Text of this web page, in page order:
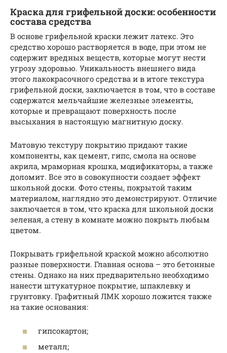
Краска для грифельной доски: особенности
состава средства
В основе грифельной краски лежит латекс. Это
средство хорошо растворяется в воде, при этом не
содержит вредных веществ, которые могут нести
угрозу здоровью. Уникальность внешнего вида
этого лакокрасочного средства и в итоге текстура
грифельной доски, заключается в том, что в составе
содержатся мельчайшие железные элементы,
которые и превращают поверхность после
высыхания в настоящую магнитную доску.
Матовую текстуру покрытию придают такие
компоненты, как цемент, гипс, смола на основе
акрила, мраморная крошка, модификаторы, а также
доломит. Все это в совокупности создает эффект
школьной доски. Фото стены, покрытой таким
материалом, наглядно это демонстрируют. Отличие
заключается в том, что краска для школьной доски
зеленая, а стену в комнате можно покрыть любым
цветом.
Покрывать грифельной краской можно абсолютно
разные поверхности. Главная основа – это бетонные
стены. Однако на них предварительно необходимо
нанести штукатурное покрытие, шпаклевку и
грунтовку. Графитный ЛМК хорошо ложится также
на такие основания:
гипсокартон;
металл;